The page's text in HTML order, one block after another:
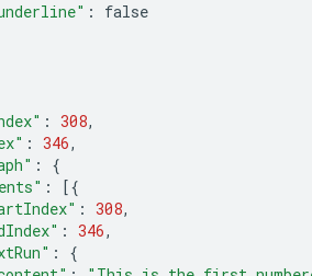
:
false
: 308,
: 346,
:
{
:
[{
: 308,
: 346,
:
{